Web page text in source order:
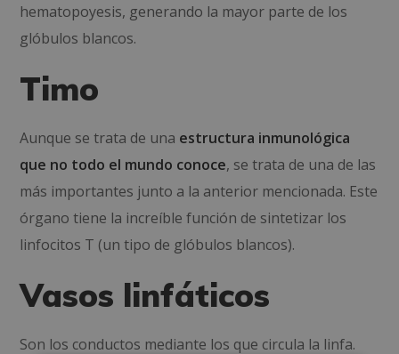
hematopoyesis, generando la mayor parte de los
glóbulos blancos.
Timo
Aunque se trata de una estructura inmunológica
que no todo el mundo conoce, se trata de una de las
más importantes junto a la anterior mencionada. Este
órgano tiene la increíble función de sintetizar los
linfocitos T (un tipo de glóbulos blancos).
Vasos linfáticos
Son los conductos mediante los que circula la linfa.